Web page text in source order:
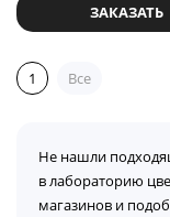
ЗАКАЗАТЬ
1 Все
Не нашли
в лабораторию
магазинов и